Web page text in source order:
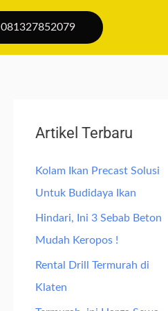
081327852079
Artikel Terbaru
Kolam Ikan Precast Solusi
Untuk Budidaya Ikan
Hindari, Ini 3 Sebab Beton
Mudah Keropos !
Rental Drill Termurah di
Klaten